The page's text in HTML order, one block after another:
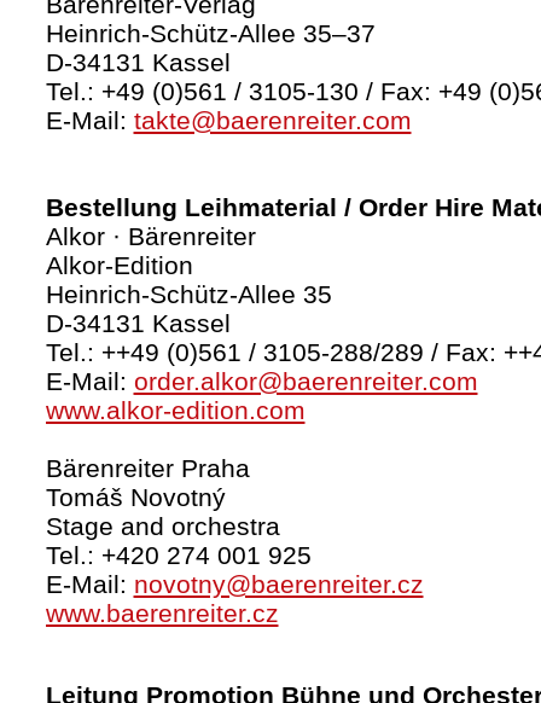
Heinrich-Schütz-Allee 35–37
D-34131 Kassel
Tel.: +49 (0)561 / 3105-130 / Fax: +49
E-Mail: takte@baerenreiter.com
Bestellung Leihmaterial / Order Hire
Alkor · Bärenreiter
Alkor-Edition
Heinrich-Schütz-Allee 35
D-34131 Kassel
Tel.: ++49 (0)561 / 3105-288/289 / Fax:
E-Mail: order.alkor@baerenreiter.com
www.alkor-edition.com
Bärenreiter Praha
Tomáš Novotný
Stage and orchestra
Tel.: +420 274 001 925
E-Mail: novotny@baerenreiter.cz
www.baerenreiter.cz
Leitung Promotion Bühne und